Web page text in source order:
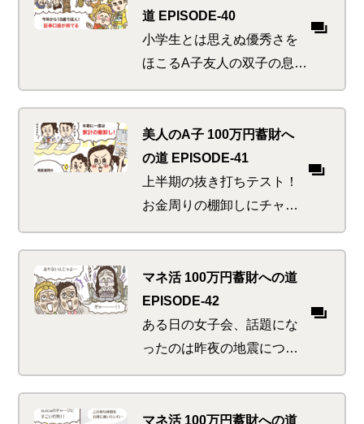
期待に沿った「スマートシ
ョッピング」は成功するの
か！？
道 EPISODE-40
小学生とは思えぬ優秀さを
ほこるA子友人の双子の息子
たち。高校生のお兄さんた
ちにもその才能をうらやま
しがられているが、投資に
開眼した彼らには高校3年生
がうらやましくてならな
い…
美人のA子 100万円蓄財へ
の道 EPISODE-41
上半期の抜き打ちテスト！
お金周りの棚卸しにチャレ
ンジ。マネ活上級者を目指
し、神の最近のイチオシ・
テクを実践しようと張り切
る二人。これぞお得の雨あ
られか
マネ活 100万円蓄財への道
EPISODE-42
ある日の女子会、話題にな
ったのは昨夜の地震につい
て。しっかり者の友人たち
はみな防災グッズの準備に
余念なしだが、それだけで
マネ活 100万円蓄財への道